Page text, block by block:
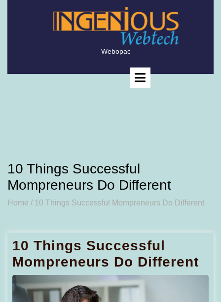
Webopac
10 Things Successful
Mompreneurs Do Different
Home / 10 Things Successful Mompreneurs Do Different
10 Things Successful
Mompreneurs Do Different